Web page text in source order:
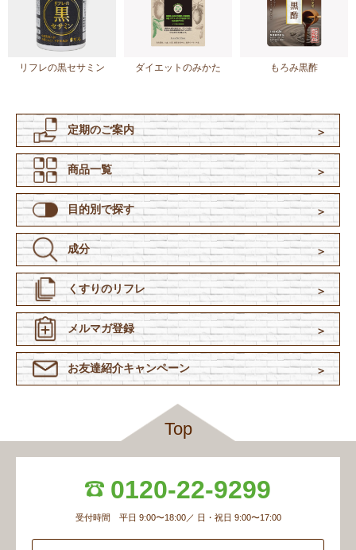
リフレの黒セサミン ダイエットのみかた もろみ黒酢
定期のご案内
商品一覧
目的別で探す
成分
くすりのリフレ
メルマガ登録
お友達紹介キャンペーン
Top
0120-22-9299
受付時間 平日 9:00〜18:00／ 日・祝日 9:00〜17:00